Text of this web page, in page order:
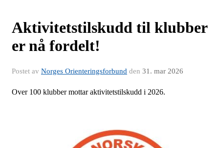
Aktivitetstilskudd til klubber
er nå fordelt!
Postet av Norges Orienteringsforbund den 31. mar 2026
Over 100 klubber mottar aktivitetstilskudd i 2026.